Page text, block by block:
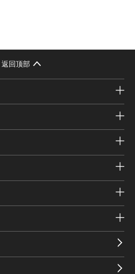
返回顶部